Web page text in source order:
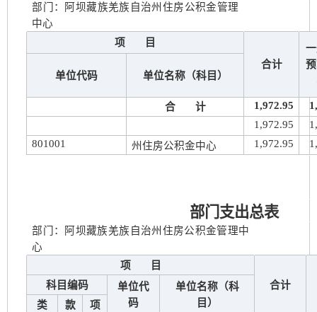
部门：阿坝藏族羌族自治州住房公积金管理
中心
项 目
合计
单位代码 单位名称（科目）
合 计 1,972.95
1,972.95
801001
州住房公积金中心 1,972.95
部门支出总表
部门：阿坝藏族羌族自治州住房公积金管理中
心
项 目
合计
科目编码
单位代
码
单位名称（科
目）
类 款
项